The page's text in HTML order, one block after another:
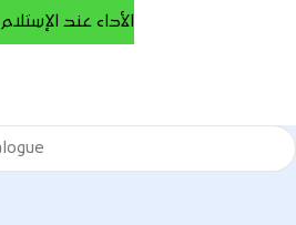
Paiement à la livraison الأداء عند الإستلام